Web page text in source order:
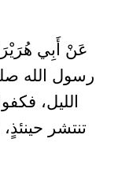
عَنْ أَبِي
رسول الله
الليل،
تنتشر